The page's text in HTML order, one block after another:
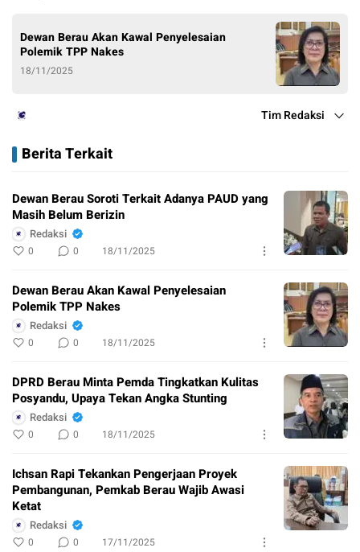
Dewan Berau Akan Kawal Penyelesaian
Polemik TPP Nakes
18/11/2025
Tim Redaksi
Berita Terkait
Dewan Berau Soroti Terkait Adanya PAUD yang
Masih Belum Berizin
Redaksi
0 0 18/11/2025
Dewan Berau Akan Kawal Penyelesaian
Polemik TPP Nakes
Redaksi
0 0 18/11/2025
DPRD Berau Minta Pemda Tingkatkan Kulitas
Posyandu, Upaya Tekan Angka Stunting
Redaksi
0 0 18/11/2025
Ichsan Rapi Tekankan Pengerjaan Proyek
Pembangunan, Pemkab Berau Wajib Awasi
Ketat
Redaksi
0 0 17/11/2025